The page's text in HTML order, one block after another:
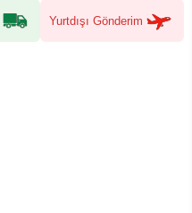
Yurtdışı Gönderim